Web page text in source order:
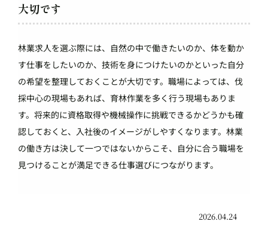
大切です
林業求人を選ぶ際には、自然の中で働きたいのか、体を動か
す仕事をしたいのか、技術を身につけたいのかといった自分
の希望を整理しておくことが大切です。職場によっては、伐
採中心の現場もあれば、育林作業を多く行う現場もありま
す。将来的に資格取得や機械操作に挑戦できるかどうかも確
認しておくと、入社後のイメージがしやすくなります。林業
の働き方は決して一つではないからこそ、自分に合う職場を
見つけることが満足できる仕事選びにつながります。
2026.04.24